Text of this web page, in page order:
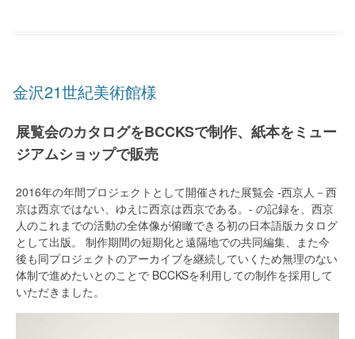
金沢21世紀美術館様
展覧会のカタログをBCCKSで制作、紙本をミュー
ジアムショップで販売
2016年の年間プロジェクトとして開催された展覧会 -西京人－西
京は西京ではない、ゆえに西京は西京である。- の記録を、西京
人のこれまでの活動の全体像が俯瞰できる初の日本語版カタログ
として出版。 制作期間の短期化と遠隔地での共同編集、また今
後も同プロジェクトのアーカイブを継続していくため無理のない
体制で進めたいとのことで BCCKSを利用しての制作を採用して
いただきました。